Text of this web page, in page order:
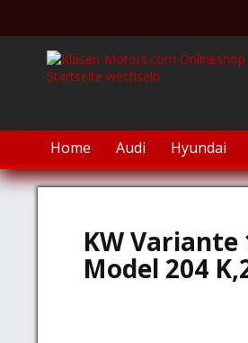
Home Audi Hyundai
KW Variante
Model 204